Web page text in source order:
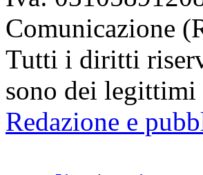
Comunicazione
Tutti i diritti
sono dei
Redazione e